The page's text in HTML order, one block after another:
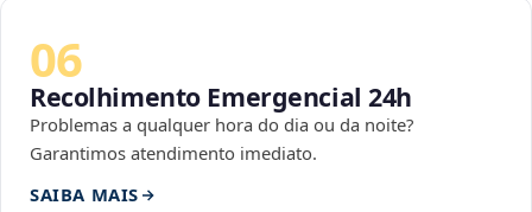
06
Recolhimento Emergencial 24h
Problemas a qualquer hora do dia ou da noite?
Garantimos atendimento imediato.
SAIBA MAIS